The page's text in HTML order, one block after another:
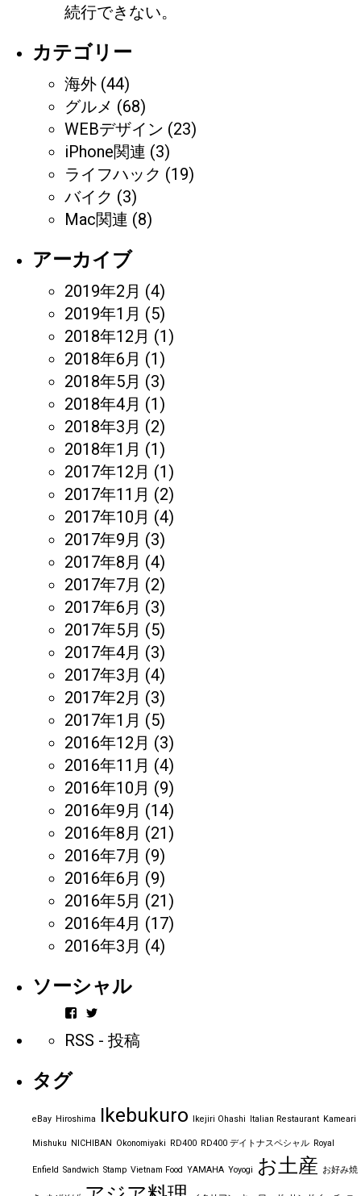
続行できない。
カテゴリー
海外 (44)
グルメ (68)
WEBデザイン (23)
iPhone関連 (3)
ライフハック (19)
バイク (3)
Mac関連 (8)
アーカイブ
2019年2月 (4)
2019年1月 (5)
2018年12月 (1)
2018年6月 (1)
2018年5月 (3)
2018年4月 (1)
2018年3月 (2)
2018年1月 (1)
2017年12月 (1)
2017年11月 (2)
2017年10月 (4)
2017年9月 (3)
2017年8月 (4)
2017年7月 (2)
2017年6月 (3)
2017年5月 (5)
2017年4月 (3)
2017年3月 (4)
2017年2月 (3)
2017年1月 (5)
2016年12月 (3)
2016年11月 (4)
2016年10月 (9)
2016年9月 (14)
2016年8月 (21)
2016年7月 (9)
2016年6月 (9)
2016年5月 (21)
2016年4月 (17)
2016年3月 (4)
ソーシャル
vintageorder
ん
ー
を
で
示
ん
の
ー
を
で
示
RSS - 投稿
タグ
eBay Hiroshima Ikebukuro Ikejiri Ohashi Italian Restaurant Kameari
Mishuku NICHIBAN Okonomiyaki RD400 RD400 デイトナスペシャル Royal
Enfield Sandwich Stamp Vietnam Food YAMAHA Yoyogi お土産 お好み焼